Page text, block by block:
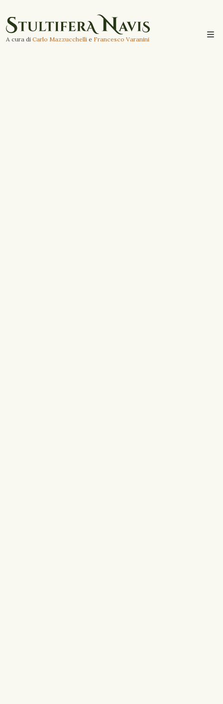
A cura di Carlo Mazzucchelli e Francesco Varanini